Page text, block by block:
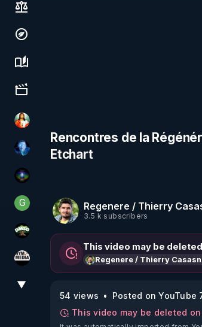
Society, justice & freedoms
Economy, environment & technology
Science, history & spirituality
Culture, media & entertainment
L'autre son de cloche
AH2020
WakeUp
G Generousbear
DMSO pour TOUS
HYM.MEDIA
▼
Rencontres de la
Etchart
Regenere / Thierry
3.5 k subscribers
This video may be
Regenere / Thierry
54 views
Posted on YouTube
This video may be deleted